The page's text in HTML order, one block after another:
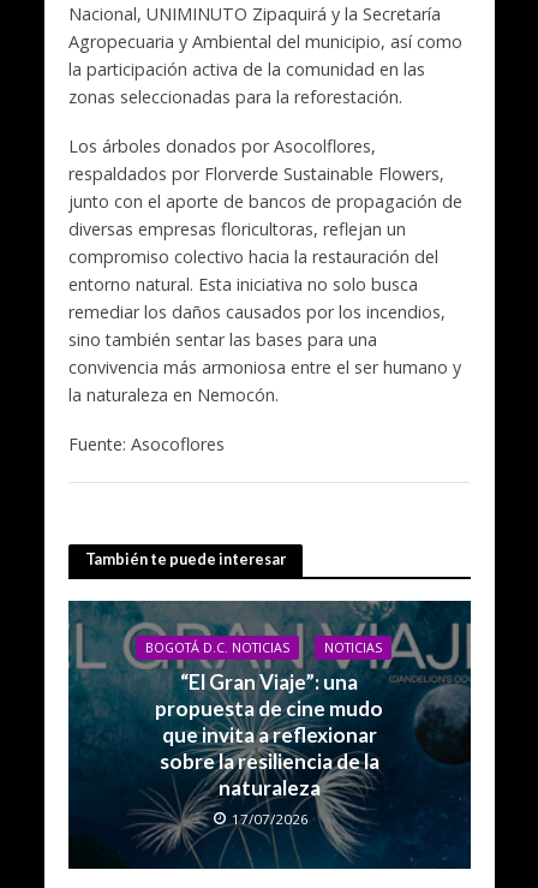
Nacional, UNIMINUTO Zipaquirá y la Secretaría
Agropecuaria y Ambiental del municipio, así como
la participación activa de la comunidad en las
zonas seleccionadas para la reforestación.
Los árboles donados por Asocolflores,
respaldados por Florverde Sustainable Flowers,
junto con el aporte de bancos de propagación de
diversas empresas floricultoras, reflejan un
compromiso colectivo hacia la restauración del
entorno natural. Esta iniciativa no solo busca
remediar los daños causados por los incendios,
sino también sentar las bases para una
convivencia más armoniosa entre el ser humano y
la naturaleza en Nemocón.
Fuente: Asocoflores
También te puede interesar
BOGOTÁ D.C. NOTICIAS NOTICIAS
“El Gran Viaje”: una
propuesta de cine mudo
que invita a reflexionar
sobre la resiliencia de la
naturaleza
17/07/2026